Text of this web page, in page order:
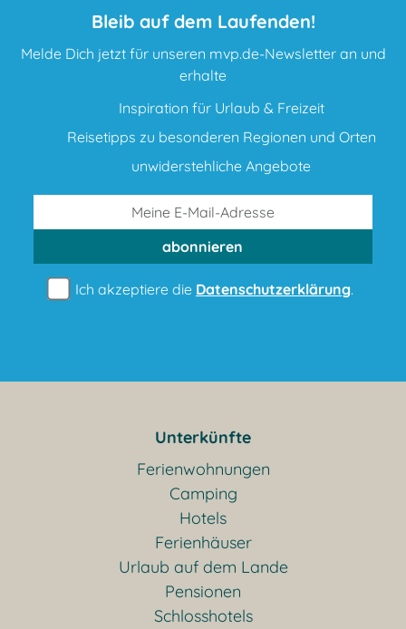
Bleib auf dem Laufenden!
Melde Dich jetzt für unseren mvp.de-Newsletter an und
erhalte
Inspiration für Urlaub & Freizeit
Reisetipps zu besonderen Regionen und Orten
unwiderstehliche Angebote
abonnieren
Ich akzeptiere die Datenschutzerklärung.
Unterkünfte
Ferienwohnungen
Camping
Hotels
Ferienhäuser
Urlaub auf dem Lande
Pensionen
Schlosshotels